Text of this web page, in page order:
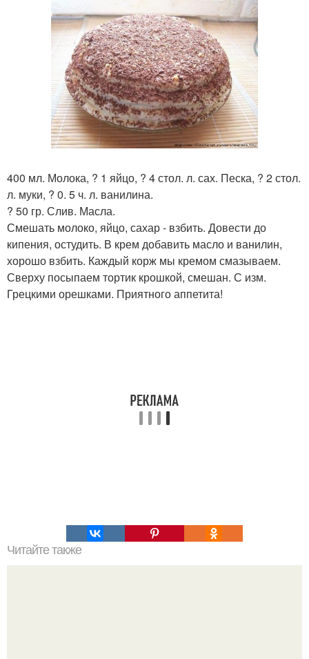
400 мл. Молока, ? 1 яйцо, ? 4 стол. л. сах. Песка, ? 2 стол.
л. муки, ? 0. 5 ч. л. ванилина.
? 50 гр. Слив. Масла.
Смешать молоко, яйцо, сахар - взбить. Довести до
кипения, остудить. В крем добавить масло и ванилин,
хорошо взбить. Каждый корж мы кремом смазываем.
Сверху посыпаем тортик крошкой, смешан. С изм.
Грецкими орешками. Приятного аппетита!
Читайте также